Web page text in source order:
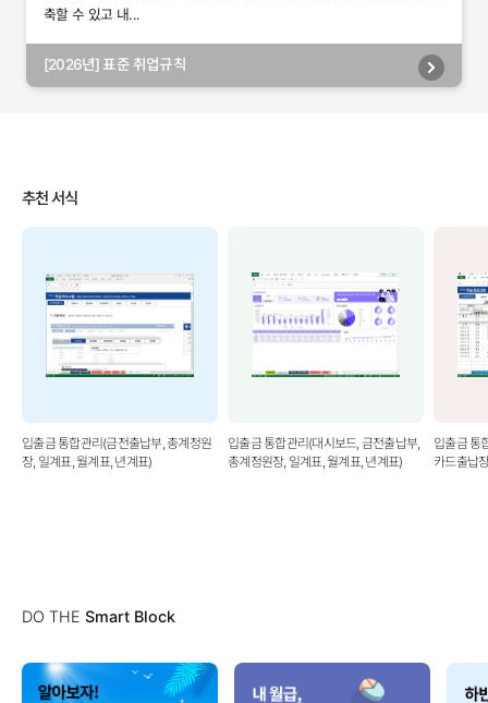
축할 수 있고 내...
[2026년] 표준 취업규칙
추천 서식
입출금 통합관리(금전출납부, 총계정원
장, 일계표, 월계표, 년계표)
입출금 통합관리(대시보드, 금전출납부,
총계정원장, 일계표, 월계표, 년계표)
입출금 통
카드출납
DO THE Smart Block